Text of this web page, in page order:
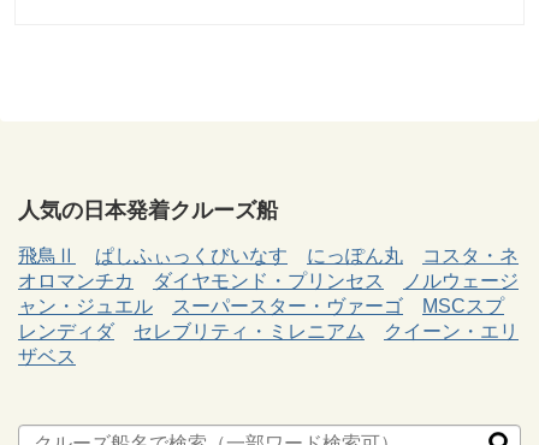
人気の日本発着クルーズ船
飛鳥Ⅱ ぱしふぃっくびいなす にっぽん丸
コスタ・ネ
オロマンチカ
ダイヤモンド・プリンセス
ノルウェージ
ャン・ジュエル
スーパースター・ヴァーゴ
MSCスプ
レンディダ
セレブリティ・ミレニアム
クイーン・エリ
ザベス